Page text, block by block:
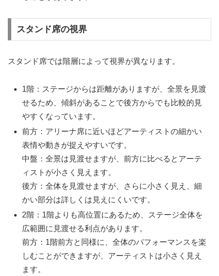
スタンド席の視界
スタンド席では階層によって視界が異なります。
1階：ステージからは距離がありますが、全景を見渡
せるため、傾斜があることで後方からでも比較的見
やすくなっています。
前方：アリーナ席に近いほどアーティストの細かい
表情や動きが捉えやすいです。
中盤：全景は見渡せますが、前方に比べるとアーテ
ィストが小さく見えます。
後方：全体を見渡せますが、さらに小さく見え、細
かい部分は詳しくは見えにくいです。
2階：1階よりも高位置にあるため、ステージ全体を
広範囲に見渡せる利点があります。
前方：1階前方と同様に、全体のパフォーマンスを楽
しむことができますが、アーティストは小さく見え
ます。